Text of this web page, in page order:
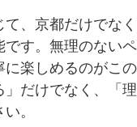
て、京都だけでな
です。無理のない
に楽しめるのがこの
」だけでなく、「
。